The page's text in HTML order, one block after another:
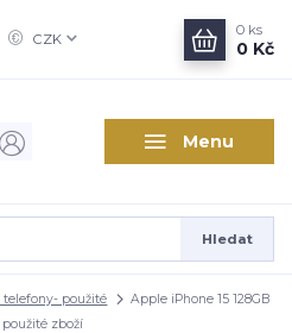
Menu
CZK
Hledat
0 ks
0 Kč
telefony- použité
Apple iPhone 15 128GB
použité zboží